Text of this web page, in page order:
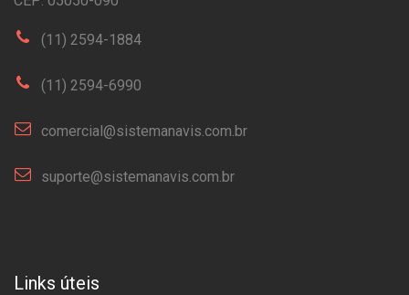
(11) 2594-1884
(11) 2594-6990
comercial@sistemanavis.com.br
suporte@sistemanavis.com.br
Links úteis